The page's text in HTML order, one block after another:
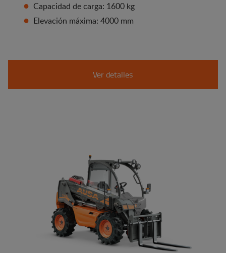
Capacidad de carga: 1600 kg
Elevación máxima: 4000 mm
Ver detalles